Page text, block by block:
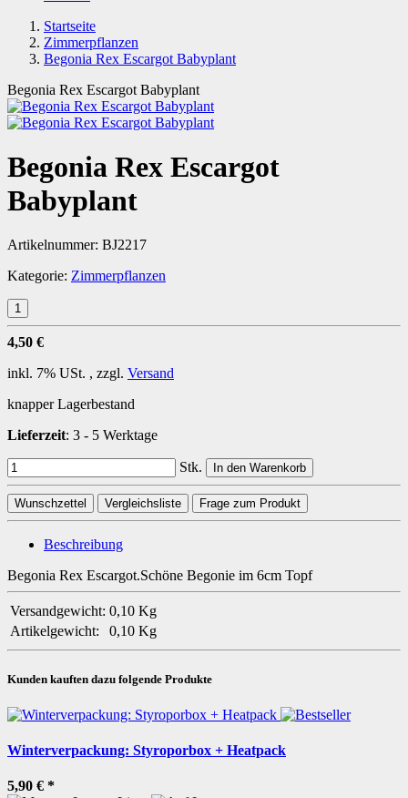
Startseite
Zimmerpflanzen
Begonia Rex Escargot Babyplant
Begonia Rex Escargot Babyplant
Begonia Rex Escargot
Babyplant
Artikelnummer: BJ2217
Kategorie: Zimmerpflanzen
4,50 €
inkl. 7% USt. , zzgl. Versand
knapper Lagerbestand
Lieferzeit: 3 - 5 Werktage
Stk. In den Warenkorb
Wunschzettel Vergleichsliste Frage zum Produkt
Beschreibung
Begonia Rex Escargot.Schöne Begonie im 6cm Topf
Versandgewicht: 0,10 Kg
Artikelgewicht:
0,10 Kg
Kunden kauften dazu folgende Produkte
Winterverpackung: Styroporbox + Heatpack
5,90 € *